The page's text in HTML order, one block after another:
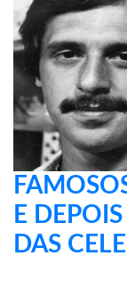
E
DAS